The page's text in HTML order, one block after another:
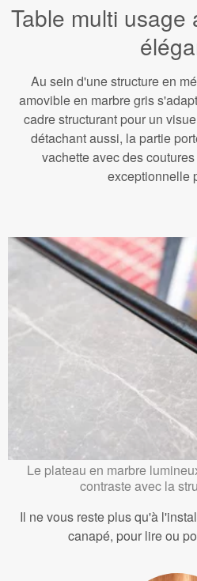
Table multi usage
Au sein d'une structure en
amovible en marbre gris
cadre structurant pour un
détachant aussi, la partie
vachette avec des
exceptionnelle
Le plateau en marbre
contraste avec la
Il ne vous reste plus qu'à
canapé, pour lire ou